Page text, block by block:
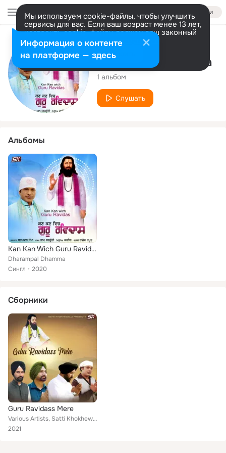
Войти
Мы используем cookie-файлы, чтобы улучшить
сервисы для вас. Если ваш возраст менее 13 лет,
настроить cookie-файлы должен ваш законный
представитель. Больше информации
Разрешить все Настроить
Исполнитель
Dharampal Dhamma
1 альбом
Слушать
Альбомы
Kan Kan Wich Guru Ravidas
Dharampal Dhamma
Сингл
2020
Сборники
Guru Ravidass Mere
Various Artists, Satti Khokhewalia, Dharampal Dhamma, Maqbool, Sai Papal Shah, Kulwinder Laddu, Bunty Sangatpuria, Rajan Mattu, ...
2021
Информация о контенте
на платформе — здесь